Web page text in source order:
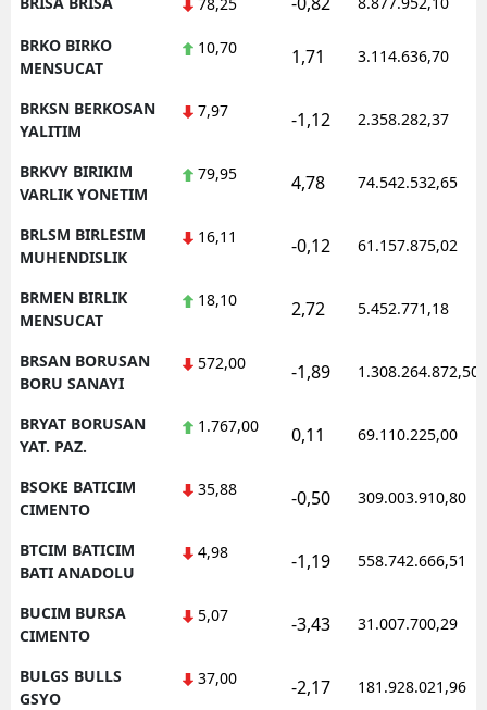
BRKO BIRKO
MENSUCAT
10,70 1,71 3.114.636,70
BRKSN BERKOSAN
YALITIM
7,97 -1,12 2.358.282,37
BRKVY BIRIKIM
VARLIK YONETIM
79,95 4,78 74.542.532,65
BRLSM BIRLESIM
MUHENDISLIK
16,11 -0,12 61.157.875,02
BRMEN BIRLIK
MENSUCAT
18,10 2,72 5.452.771,18
BRSAN BORUSAN
BORU SANAYI
572,00 -1,89 1.308.264.872,50
BRYAT BORUSAN
YAT. PAZ.
1.767,00 0,11 69.110.225,00
BSOKE BATICIM
CIMENTO
35,88 -0,50 309.003.910,80
BTCIM BATICIM
BATI ANADOLU
4,98 -1,19 558.742.666,51
BUCIM BURSA
CIMENTO
5,07 -3,43 31.007.700,29
BULGS BULLS
GSYO
37,00 -2,17 181.928.021,96